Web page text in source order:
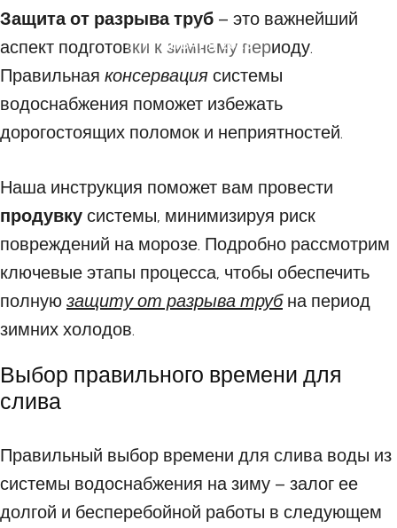
12 ЯНВАРЯ 2025
Защита от разрыва труб – это важнейший
аспект подготовки к зимнему периоду.
Правильная консервация системы
водоснабжения поможет избежать
дорогостоящих поломок и неприятностей.
Наша инструкция поможет вам провести
продувку системы, минимизируя риск
повреждений на морозе. Подробно рассмотрим
ключевые этапы процесса, чтобы обеспечить
полную защиту от разрыва трубна период
зимних холодов.
Выбор правильного времени для
слива
Правильный выбор времени для слива воды из
системы водоснабжения на зиму – залог ее
долгой и бесперебойной работы в следующем